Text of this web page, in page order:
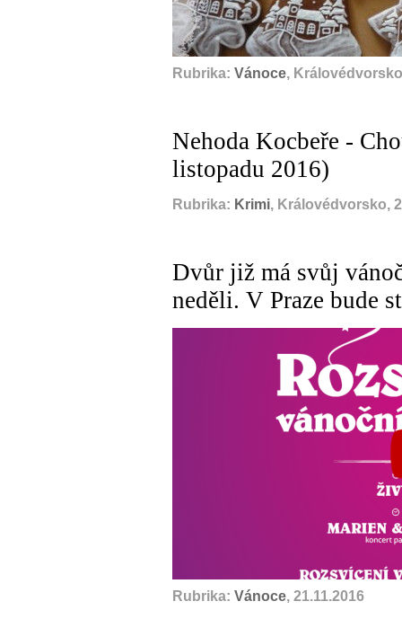
Rubrika: Vánoce,
Nehoda Kocbeře -
listopadu 2016)
Rubrika: Krimi, Královédvorsko,
Dvůr již má svůj
neděli. V Praze bude
Rubrika: Vánoce, 21.11.2016